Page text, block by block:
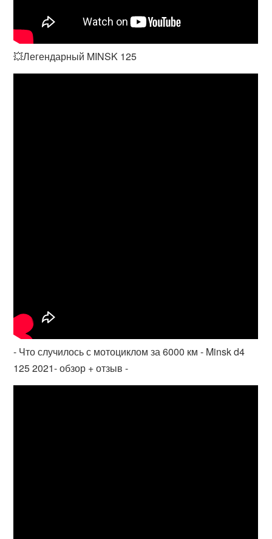
💥Легендарный MINSK 125
- Что случилось с мотоциклом за 6000 км - Minsk d4
125 2021- обзор + отзыв -